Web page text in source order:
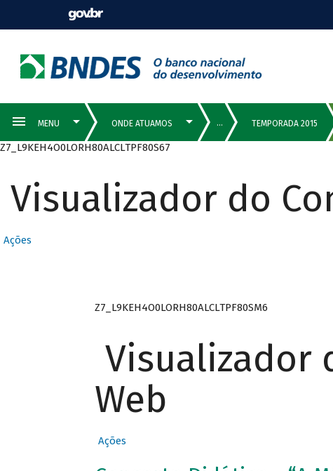
Z7_L9KEH4O0LORH80ALCLTPF80S67
Visualizador do
Ações
Z7_L9KEH4O0LORH80ALCLTPF80SM6
Visualizador
Web
Ações